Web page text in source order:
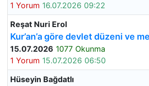
1 Yorum 16.07.2026 09:22
Reşat Nuri Erol
Kur’an’a göre devlet düzeni ve
15.07.2026 1077 Okunma
1 Yorum 15.07.2026 06:50
Hüseyin Bağdatlı